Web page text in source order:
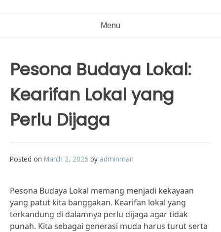
Menu
Pesona Budaya Lokal:
Kearifan Lokal yang
Perlu Dijaga
Posted on March 2, 2026 by adminman
Pesona Budaya Lokal memang menjadi kekayaan
yang patut kita banggakan. Kearifan lokal yang
terkandung di dalamnya perlu dijaga agar tidak
punah. Kita sebagai generasi muda harus turut serta